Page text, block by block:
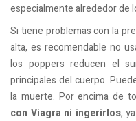
especialmente alrededor de
Si tiene problemas con la
alta, es recomendable no
los poppers reducen el
principales del cuerpo.
la muerte. Por encima de
con Viagra ni ingerirlos,